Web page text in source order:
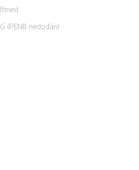
Ihned
G (PENB nedodán)